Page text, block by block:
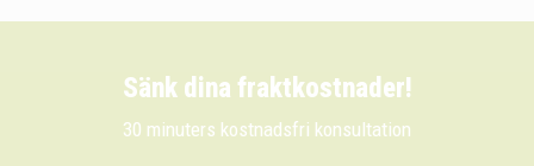
Sänk dina fraktkostnader!
30 minuters kostnadsfri konsultation